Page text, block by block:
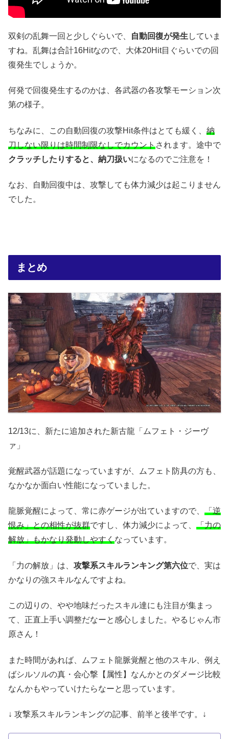
双剣の乱舞一回と少しぐらいで、 自動回復が発生 していま
すね。乱舞は合計16Hitなので、大体20Hit目ぐらいでの回
復発生でしょうか。
何発で回復発生するのかは、各武器の各攻撃モーション次
第の様子。
ちなみに、この自動回復の攻撃Hit条件はとても緩く、 納
刀しない限りは時間制限なしでカウントされます。途中で
クラッチしたりすると、納刀扱いになるのでご注意を！
なお、自動回復中は、攻撃しても体力減少は起こりません
でした。
まとめ
12/13に、新たに追加された新古龍「ムフェト・ジーヴ
ァ」
覚醒武器が話題になっていますが、ムフェト防具の方も、
なかなか面白い性能になっていました。
龍脈覚醒によって、常に赤ゲージが出ていますので、 「逆
恨み」との相性が抜群ですし、体力減少によって、 「力の
解放」もかなり発動しやすくなっています。
「力の解放」は、 攻撃系スキルランキング第六位で、実は
かなりの強スキルなんですよね。
この辺りの、やや地味だったスキル達にも注目が集まっ
て、正直上手い調整だなーと感心しました。やるじゃん市
原さん！
また時間があれば、ムフェト龍脈覚醒と他のスキル、例え
ばシルソルの真・会心撃【属性】なんかとのダメージ比較
なんかもやっていけたらなーと思っています。
↓ 攻撃系スキルランキングの記事、前半と後半です。↓